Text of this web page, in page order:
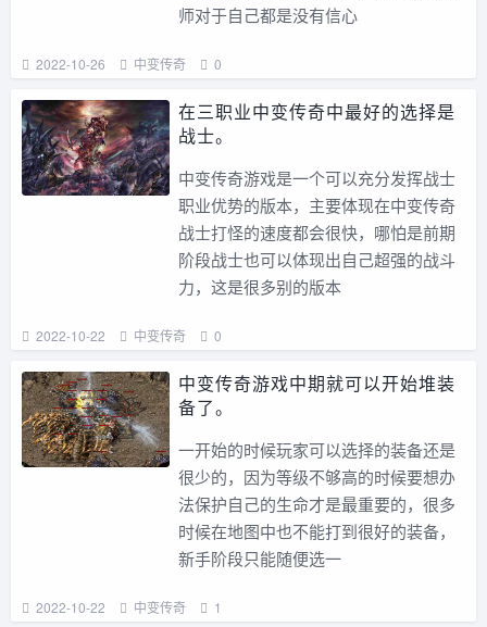
师对于自己都是没有信心
2022-10-26 中变传奇 0
在三职业中变传奇中最好的选择是
战士。
中变传奇游戏是一个可以充分发挥战士
职业优势的版本，主要体现在中变传奇
战士打怪的速度都会很快，哪怕是前期
阶段战士也可以体现出自己超强的战斗
力，这是很多别的版本
2022-10-22 中变传奇 0
中变传奇游戏中期就可以开始堆装
备了。
一开始的时候玩家可以选择的装备还是
很少的，因为等级不够高的时候要想办
法保护自己的生命才是最重要的，很多
时候在地图中也不能打到很好的装备，
新手阶段只能随便选一
2022-10-22 中变传奇 1